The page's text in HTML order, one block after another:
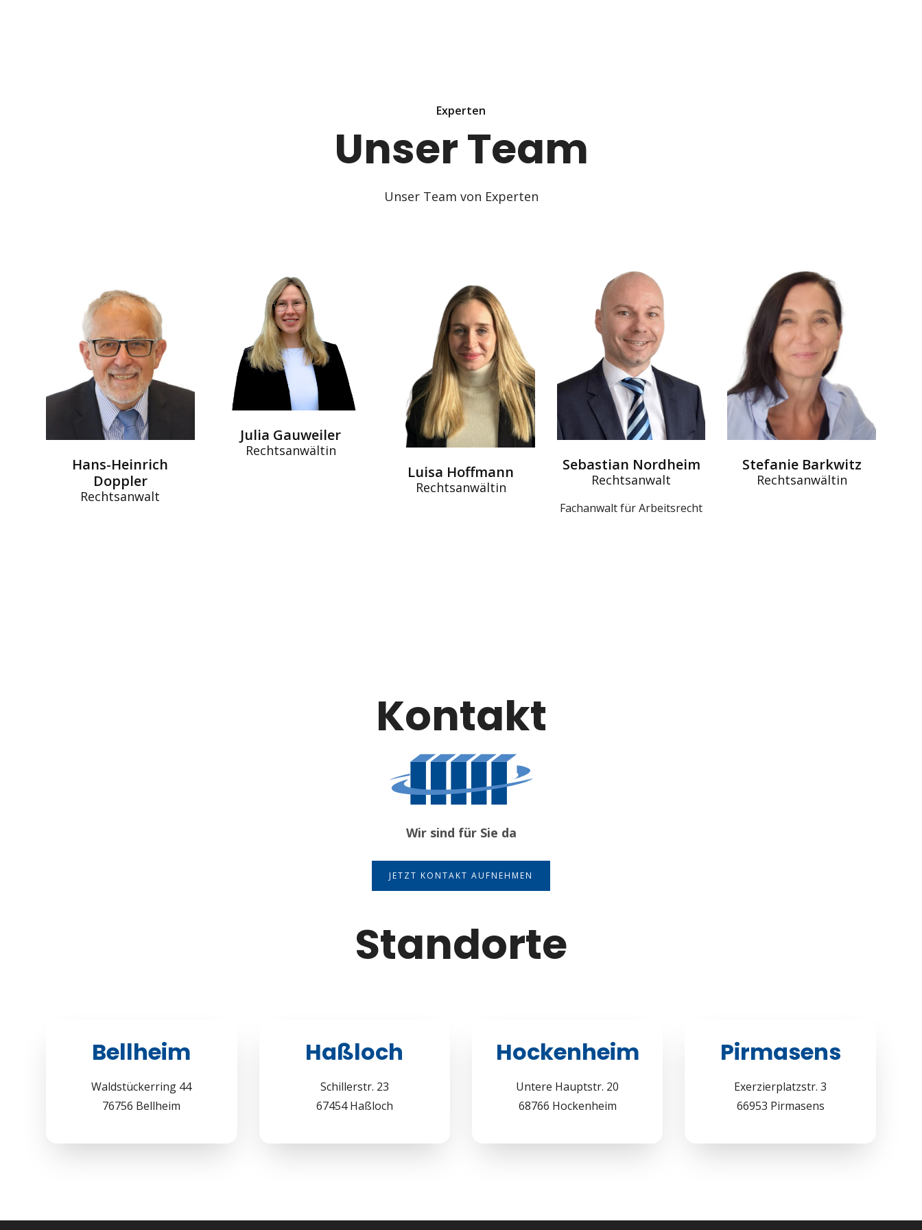
Experten
Unser Team
Unser Team von Experten
Hans-Heinrich
Doppler
Rechtsanwalt
Julia Gauweiler
Rechtsanwältin
Luisa Hoffmann
Rechtsanwältin
Sebastian Nordheim
Rechtsanwalt
Fachanwalt für Arbeitsrecht
Stefanie Barkwitz
Rechtsanwältin
Kontakt
Wir sind für Sie da
JETZT KONTAKT AUFNEHMEN
Standorte
Bellheim
Waldstückerring 44
76756 Bellheim
Haßloch
Schillerstr. 23
67454 Haßloch
Hockenheim
Untere Hauptstr. 20
68766 Hockenheim
Pirmasens
Exerzierplatzstr. 3
66953 Pirmasens